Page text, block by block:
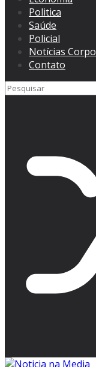
Politica
Saúde
Policial
Notícias
Contato